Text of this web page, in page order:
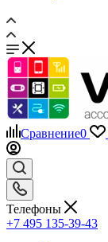
Сравнение0
Телефоны
+7 495 135-39-43